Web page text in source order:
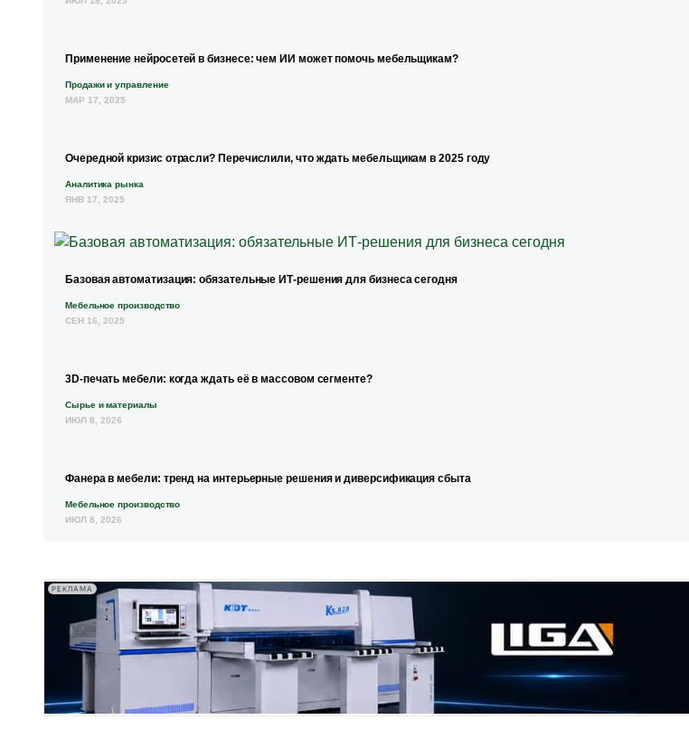
Применение нейросетей в бизнесе: чем ИИ может помочь мебельщикам?
Продажи и управление
МАР 17, 2025
Очередной кризис отрасли? Перечислили, что ждать мебельщикам в 2025 году
Аналитика рынка
ЯНВ 17, 2025
Базовая автоматизация: обязательные ИТ-решения для бизнеса сегодня
Мебельное производство
СЕН 16, 2025
3D-печать мебели: когда ждать её в массовом сегменте?
Сырье и материалы
ИЮЛ 8, 2026
Фанера в мебели: тренд на интерьерные решения и диверсификация сбыта
Мебельное производство
ИЮЛ 8, 2026
РЕКЛАМА